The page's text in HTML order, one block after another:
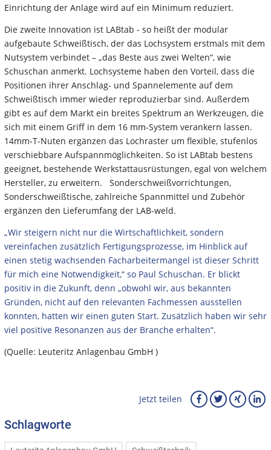
Einrichtung der Anlage wird auf ein Minimum reduziert.
Die zweite Innovation ist LABtab - so heißt der modular
aufgebaute Schweißtisch, der das Lochsystem erstmals mit dem
Nutsystem verbindet – „das Beste aus zwei Welten“, wie
Schuschan anmerkt. Lochsysteme haben den Vorteil, dass die
Positionen ihrer Anschlag- und Spannelemente auf dem
Schweißtisch immer wieder reproduzierbar sind. Außerdem
gibt es auf dem Markt ein breites Spektrum an Werkzeugen, die
sich mit einem Griff in dem 16 mm-System verankern lassen.
14mm-T-Nuten ergänzen das Lochraster um flexible, stufenlos
verschiebbare Aufspannmöglichkeiten. So ist LABtab bestens
geeignet, bestehende Werkstattausrüstungen, egal von welchem
Hersteller, zu erweitern. Sonderschweißvorrichtungen,
Sonderschweißtische, zahlreiche Spannmittel und Zubehör
ergänzen den Lieferumfang der LAB-weld.
„Wir steigern nicht nur die Wirtschaftlichkeit, sondern
vereinfachen zusätzlich Fertigungsprozesse, im Hinblick auf
einen stetig wachsenden Facharbeitermangel ist dieser Schritt
für mich eine Notwendigkeit,“ so Paul Schuschan. Er blickt
positiv in die Zukunft, denn „obwohl wir, aus bekannten
Gründen, nicht auf den relevanten Fachmessen ausstellen
konnten, hatten wir einen guten Start. Zusätzlich haben wir sehr
viel positive Resonanzen aus der Branche erhalten“.
(Quelle: Leuteritz Anlagenbau GmbH )
Jetzt teilen
Schlagworte